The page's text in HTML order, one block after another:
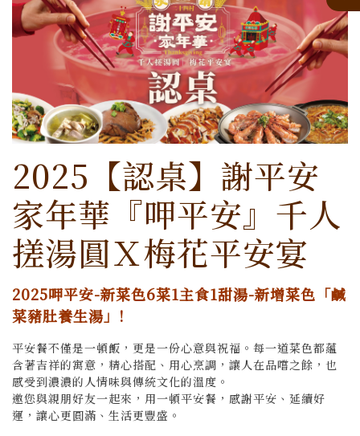
2025【認桌】謝平安
家年華『呷平安』千人
搓湯圓Ｘ梅花平安宴
2025呷平安-新菜色6菜1主食1甜湯-新增菜色「鹹
菜豬肚養生湯」!
平安餐不僅是一頓飯，更是一份心意與祝福。每一道菜色都蘊
含著吉祥的寓意，精心搭配、用心烹調，讓人在品嚐之餘，也
感受到濃濃的人情味與傳統文化的溫度。
邀您與親朋好友一起來，用一頓平安餐，感謝平安、延續好
運，讓心更圓滿、生活更豐盛。